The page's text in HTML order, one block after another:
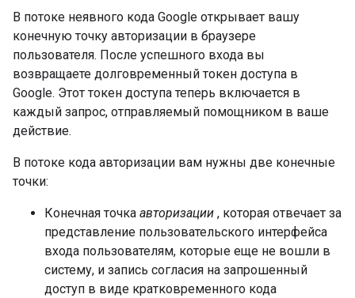
В потоке неявного кода Google открывает вашу
конечную точку авторизации в браузере
пользователя. После успешного входа вы
возвращаете долговременный токен доступа в
Google. Этот токен доступа теперь включается в
каждый запрос, отправляемый помощником в ваше
действие.
В потоке кода авторизации вам нужны две конечные
точки:
Конечная точка авторизации , которая отвечает за
представление пользовательского интерфейса
входа пользователям, которые еще не вошли в
систему, и запись согласия на запрошенный
доступ в виде кратковременного кода